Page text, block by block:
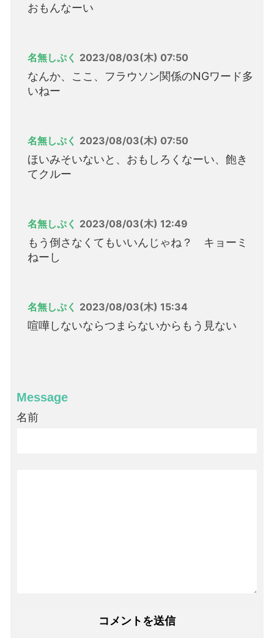
おもんなーい
名無しぷく 2023/08/03(木) 07:50
なんか、ここ、フラウソン関係のNGワード多
いねー
名無しぷく 2023/08/03(木) 07:50
ほいみそいないと、おもしろくなーい、飽き
てクルー
名無しぷく 2023/08/03(木) 12:49
もう倒さなくてもいいんじゃね？ キョーミ
ねーし
名無しぷく 2023/08/03(木) 15:34
喧嘩しないならつまらないからもう見ない
Message
名前